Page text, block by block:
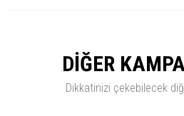
DİĞER
Dikkatinizi çekebilecek